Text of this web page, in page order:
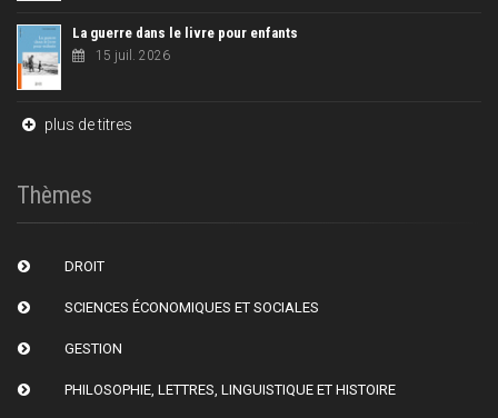
La guerre dans le livre pour enfants
15 juil. 2026
plus de titres
Thèmes
DROIT
SCIENCES ÉCONOMIQUES ET SOCIALES
GESTION
PHILOSOPHIE, LETTRES, LINGUISTIQUE ET HISTOIRE